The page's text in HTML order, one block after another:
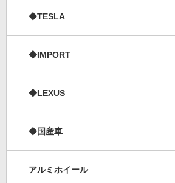
◆TESLA
◆IMPORT
◆LEXUS
◆国産車
アルミホイール